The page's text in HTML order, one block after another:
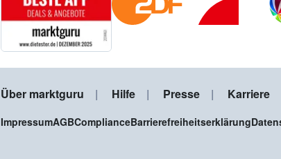
Über marktguru Hilfe Presse Karriere
ImpressumAGBComplianceBarrierefreiheitserklärung